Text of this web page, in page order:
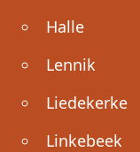
Halle
Lennik
Liedekerke
Linkebeek